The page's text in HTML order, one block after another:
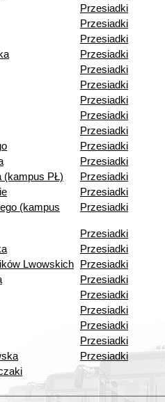
Przesiadki
Przesiadki
Przesiadki
Przesiadki
Przesiadki
Przesiadki
Przesiadki
Przesiadki
Przesiadki
Przesiadki
Przesiadki
(kampus PŁ)
Przesiadki
Przesiadki
(kampus
Przesiadki
Przesiadki
Przesiadki
Lwowskich
Przesiadki
Przesiadki
Przesiadki
Przesiadki
Przesiadki
Przesiadki
Przesiadki